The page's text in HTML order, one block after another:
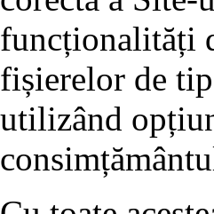
funcționalități
fișierelor de
utilizând